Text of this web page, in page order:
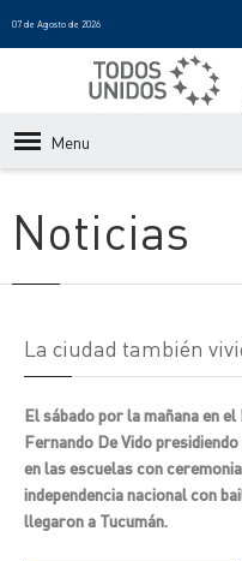
07 de Agosto de 2026
Menu
Noticias
La ciudad también
El sábado por la mañana en
Fernando De Vido
en las escuelas con
independencia nacional con
llegaron a Tucumán.